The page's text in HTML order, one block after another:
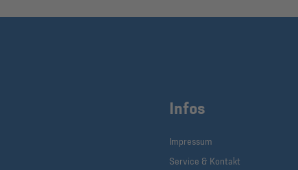
Infos
Impressum
Service & Kontakt